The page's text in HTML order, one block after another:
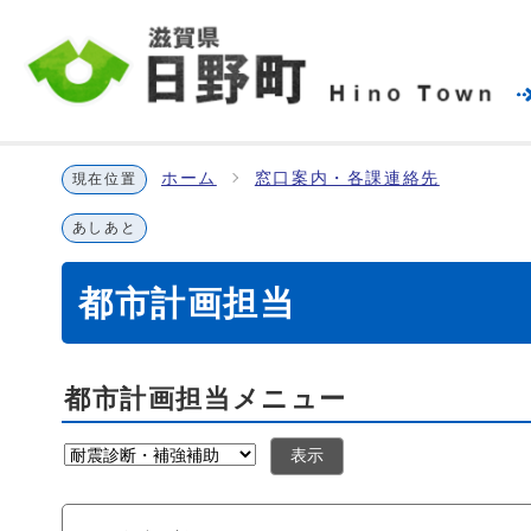
現在位置 ホーム 窓口案内・各課連絡先
あしあと
都市計画担当
都市計画担当メニュー
表示